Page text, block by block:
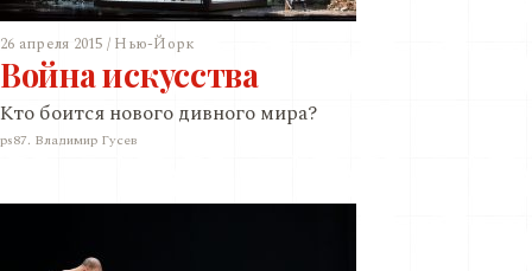
26 апреля 2015 / Нью-Йорк
Война искусства
Кто боится нового дивного мира?
ps87. Владимир Гусев